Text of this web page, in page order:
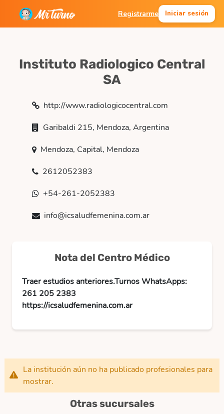
Registrarme Iniciar sesión
Instituto Radiologico Central
SA
http://www.radiologicocentral.com
Garibaldi 215, Mendoza, Argentina
Mendoza, Capital, Mendoza
2612052383
+54-261-2052383
info@icsaludfemenina.com.ar
Nota del Centro Médico
Traer estudios anteriores.Turnos WhatsApps:
261 205 2383
https://icsaludfemenina.com.ar
La institución aún no ha publicado profesionales para
mostrar.
Otras sucursales